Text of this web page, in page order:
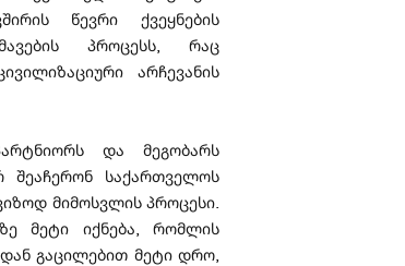
წევრი ქვეყნების
პროცესს, რაც
არჩევანის
და მეგობარს
შეაჩერონ საქართველოს
მიმოსვლის პროცესი.
მეტი იქნება, რომლის
გაცილებით მეტი დრო,